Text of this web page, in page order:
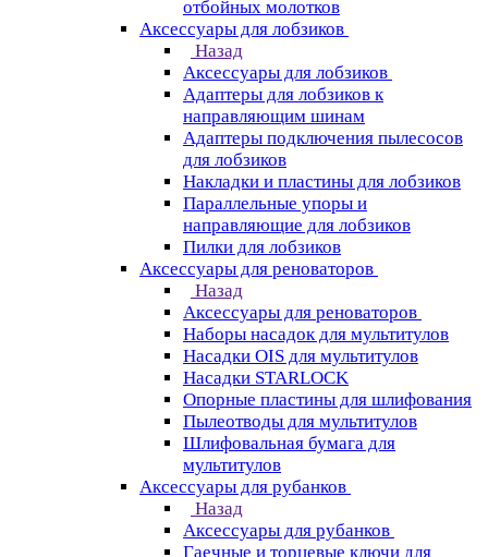
отбойных молотков
Аксессуары для лобзиков
Назад
Аксессуары для лобзиков
Адаптеры для лобзиков к
направляющим шинам
Адаптеры подключения пылесосов
для лобзиков
Накладки и пластины для лобзиков
Параллельные упоры и
направляющие для лобзиков
Пилки для лобзиков
Аксессуары для реноваторов
Назад
Аксессуары для реноваторов
Наборы насадок для мультитулов
Насадки OIS для мультитулов
Насадки STARLOCK
Опорные пластины для шлифования
Пылеотводы для мультитулов
Шлифовальная бумага для
мультитулов
Аксессуары для рубанков
Назад
Аксессуары для рубанков
Гаечные и торцевые ключи для